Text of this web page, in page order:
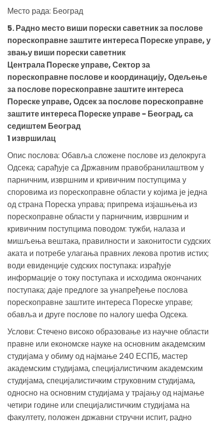
Место рада: Београд
5. Радно место виши порески саветник за послове
порескоправне заштите интереса Пореске управе, у
звању виши порески саветник
Централа Пореске управе, Сектор за
порескоправне послове и координацију, Одељење
за послове порескоправне заштите интереса
Пореске управе, Одсек за послове порескоправне
заштите интереса Пореске управе - Београд, са
седиштем Београд
1 извршилац
Опис послова: Обавља сложене послове из делокруга
Одсека; сарађује са Државним правобранилаштвом у
парничним, извршним и кривичним поступцима у
споровима из порескоправне области у којима је једна
од страна Пореска управа; припрема изјашњења из
порескоправне области у парничним, извршним и
кривичним поступцима поводом: тужби, налаза и
мишљења вештака, правилности и законитости судских
аката и потребе улагања правних лекова против истих;
води евиденције судских поступака: израђује
информације о току поступака и исходима окончаних
поступака; даје предлоге за унапређење послова
порескоправне заштите интереса Пореске управе;
обавља и друге послове по налогу шефа Одсека.
Услови: Стечено високо образовање из научне области
правне или економске науке на основним академским
студијама у обиму од најмање 240 ЕСПБ, мастер
академским студијама, специјалистичким академским
студијама, специјалистичким струковним студијама,
односно на основним студијама у трајању од најмање
четири године или специјалистичким студијама на
факултету, положен државни стручни испит, радно